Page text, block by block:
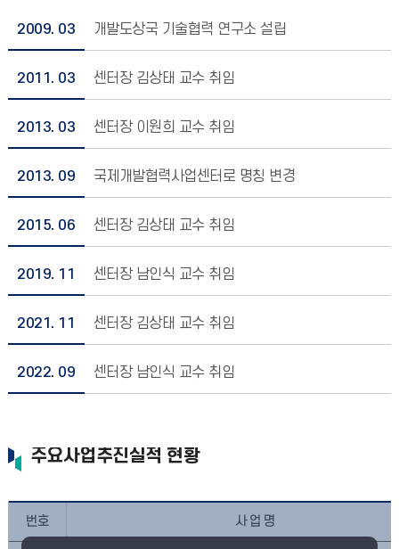
2009. 03 개발도상국 기술협력 연구소 설립
2011. 03 센터장 김상태 교수 취임
2013. 03 센터장 이원희 교수 취임
2013. 09 국제개발협력사업센터로 명칭 변경
2015. 06 센터장 김상태 교수 취임
2019. 11 센터장 남인식 교수 취임
2021. 11 센터장 김상태 교수 취임
2022. 09 센터장 남인식 교수 취임
주요사업추진실적 현황
번호 사 업 명